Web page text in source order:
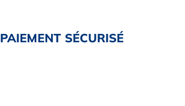
PAIEMENT SÉCURISÉ